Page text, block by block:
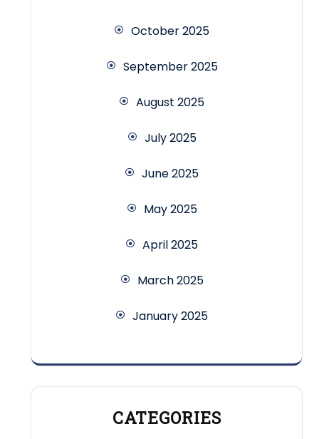
October 2025
September 2025
August 2025
July 2025
June 2025
May 2025
April 2025
March 2025
January 2025
CATEGORIES